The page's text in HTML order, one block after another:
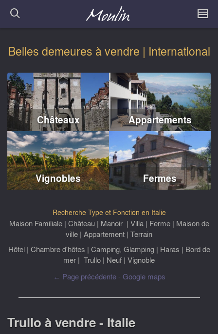
Belles demeures à vendre | International
Châteaux Appartements
Vignobles Fermes
Recherche Type et Fonction en Italie
Maison Familiale| Château| Manoir | Villa| Ferme| Maison de
ville | Appartement | Terrain
Hôtel| Chambre d'hôtes | Camping, Glamping| Haras | Bord de
mer | Trullo | Neuf | Vignoble
← Page précédente- Google maps
Trullo à vendre - Italie